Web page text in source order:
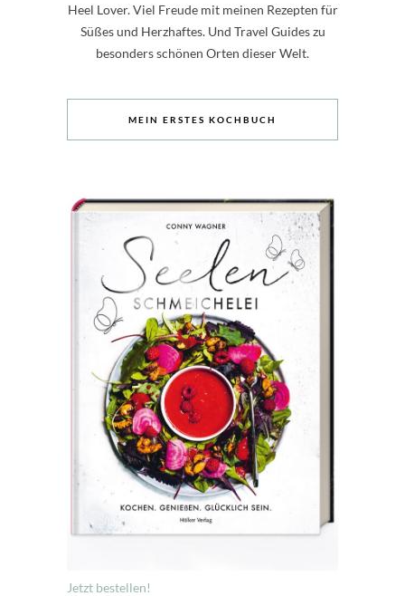
Heel Lover. Viel Freude mit meinen Rezepten für
Süßes und Herzhaftes. Und Travel Guides zu
besonders schönen Orten dieser Welt.
MEIN ERSTES KOCHBUCH
Jetzt bestellen!